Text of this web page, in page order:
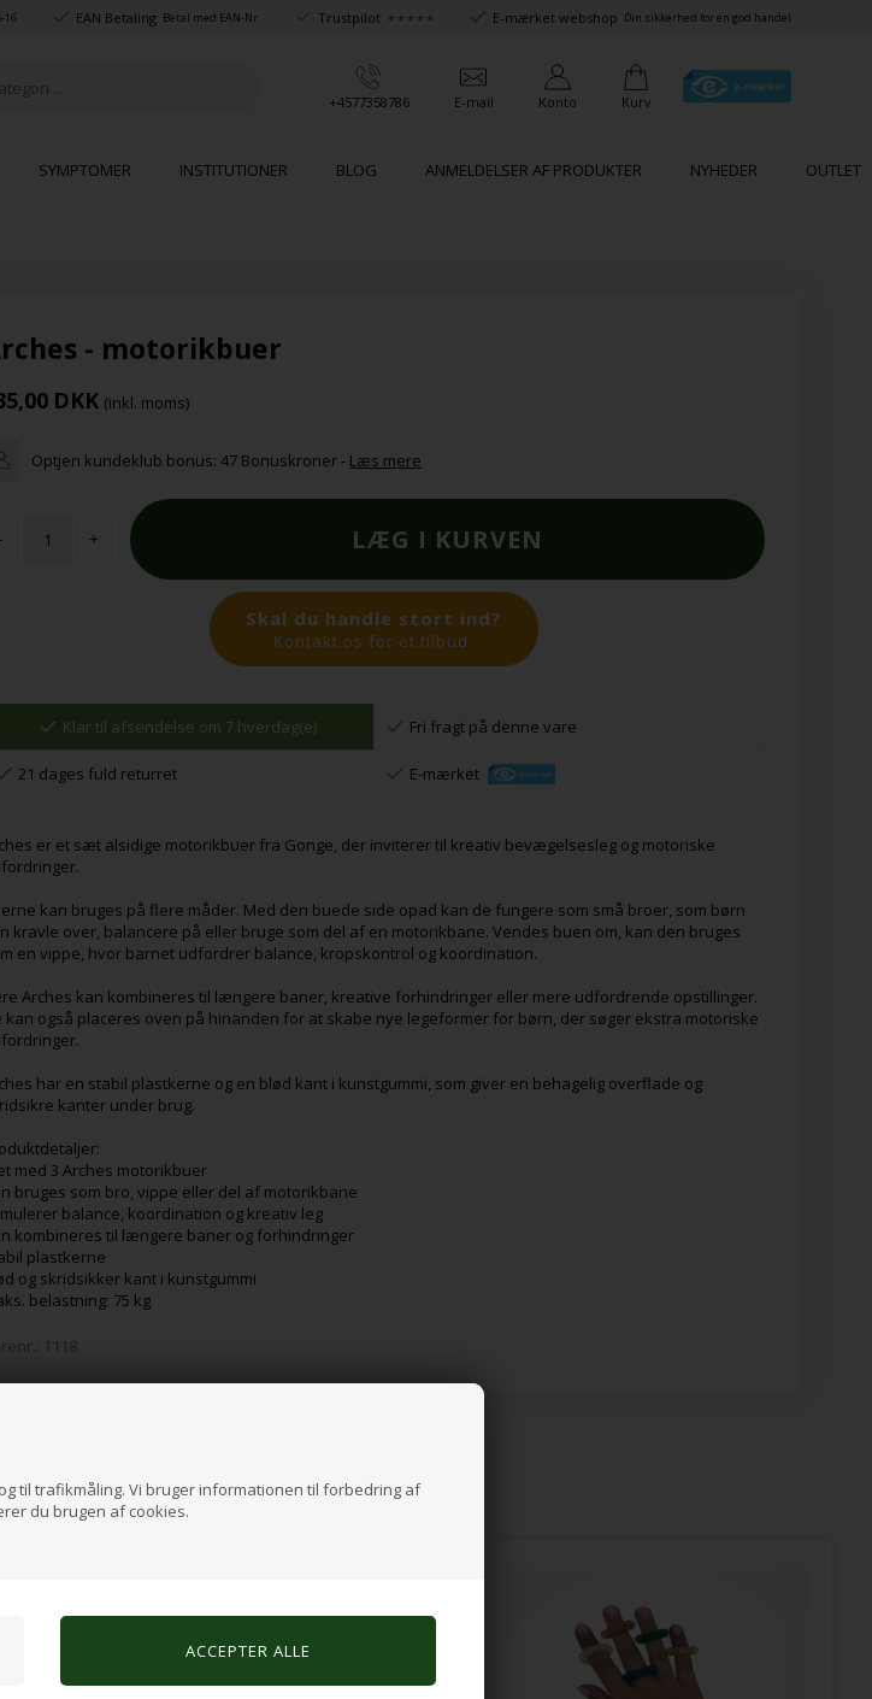
til trafikmåling. Vi bruger informationen til forbedring af
du brugen af cookies.
16 EAN Betaling Betal med EAN-Nr. Trustpilot ★★★★★ E-mærket webshop Din sikkerhed for en god handel
+4577358786 E-mail Konto Kurv
SYMPTOMER INSTITUTIONER BLOG ANMELDELSER AF PRODUKTER NYHEDER OUTLET
- motorikbuer
DKK (inkl. moms)
Optjen kundeklub bonus:47 Bonuskroner - Læs mere
- +
Skal du handle stort ind?
Kontakt os for et tilbud.
Klar til afsendelse om 7 hverdag(e) Fri fragt på denne vare
21 dages fuld returret E-mærket
er et sæt alsidige motorikbuer fra Gonge, der inviterer til kreativ bevægelsesleg og motoriske
kan bruges på flere måder. Med den buede side opad kan de fungere som små broer, som børn
kravle over, balancere på eller bruge som del af en motorikbane. Vendes buen om, kan den bruges
en vippe, hvor barnet udfordrer balance, kropskontrol og koordination.
Arches kan kombineres til længere baner, kreative forhindringer eller mere udfordrende opstillinger.
kan også placeres oven på hinanden for at skabe nye legeformer for børn, der søger ekstra motoriske
har en stabil plastkerne og en blød kant i kunstgummi, som giver en behagelig overflade og
kanter under brug.
med 3 Arches motorikbuer
bruges som bro, vippe eller del af motorikbane
balance, koordination og kreativ leg
kombineres til længere baner og forhindringer
plastkerne
og skridsikker kant i kunstgummi
belastning: 75 kg
1118
produkter